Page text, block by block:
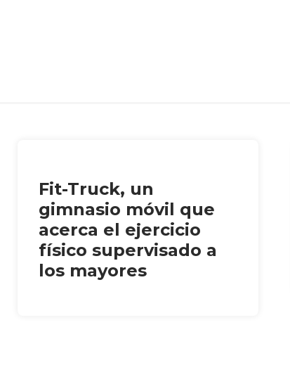
Fit-Truck, un
gimnasio móvil que
acerca el ejercicio
físico supervisado a
los mayores